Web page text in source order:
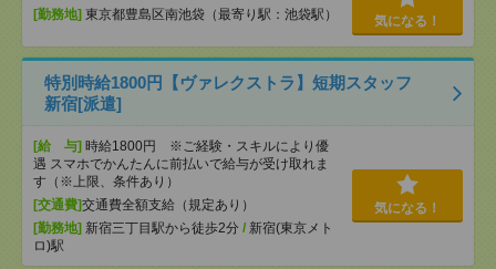
[勤務地] 東京都豊島区南池袋（最寄り駅：池袋駅） 気になる！
特別時給1800円【ヴァレクストラ】短期スタッフ
新宿[派遣]
[給 与] 時給1800円 ※ご経験・スキルにより優
遇 スマホでかんたんに前払いで給与が受け取れま
す（※上限、条件あり）
[交通費]交通費全額支給（規定あり）
[勤務地] 新宿三丁目駅から徒歩2分 / 新宿(東京メト
ロ)駅
気になる！